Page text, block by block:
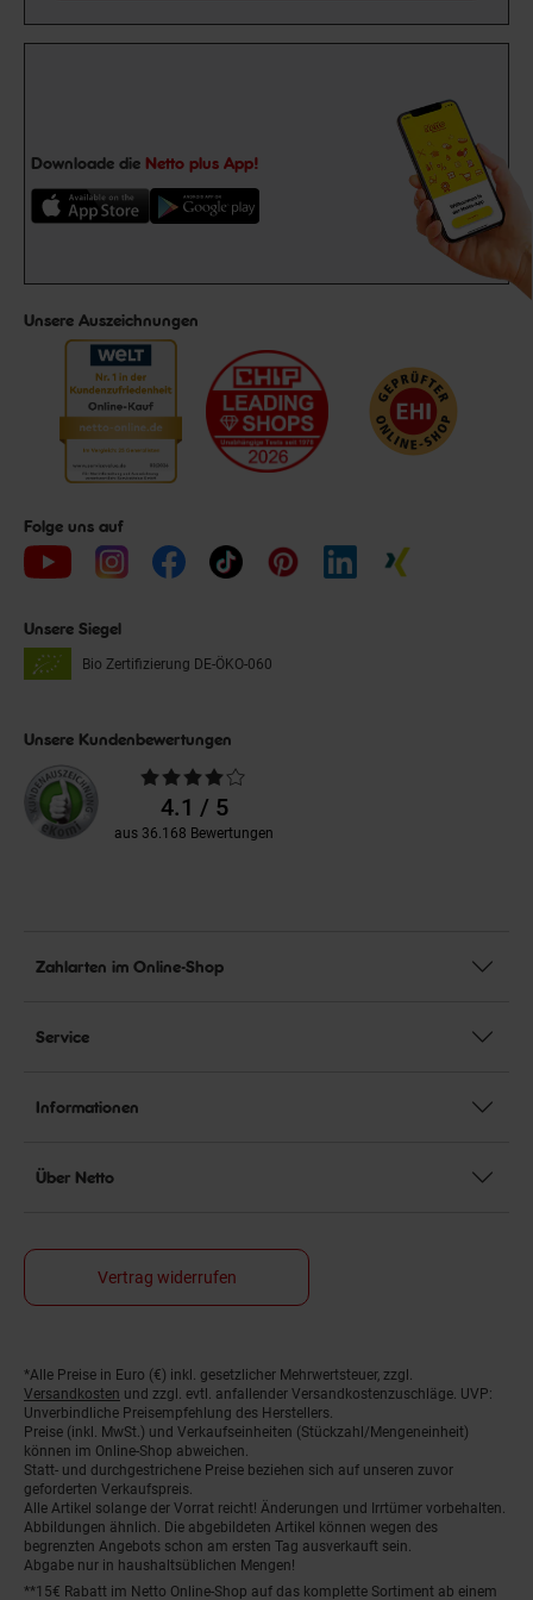
Downloade die Netto plus App!
Unsere Auszeichnungen
Folge uns auf
Unsere Siegel
Bio Zertifizierung DE-ÖKO-060
Unsere Kundenbewertungen
Durchschnittliche
Bewertungen4.1 / 5
aus 36.168 Bewertungen
Zahlarten im Online-Shop
Service
Informationen
Über Netto
Vertrag widerrufen
Fußnoten
*Alle Preise in Euro (€) inkl. gesetzlicher Mehrwertsteuer, zzgl.
Versandkosten und zzgl. evtl. anfallender Versandkostenzuschläge. UVP:
Unverbindliche Preisempfehlung des Herstellers.
Preise (inkl. MwSt.) und Verkaufseinheiten (Stückzahl/Mengeneinheit)
können im Online-Shop abweichen.
Statt- und durchgestrichene Preise beziehen sich auf unseren zuvor
geforderten Verkaufspreis.
Alle Artikel solange der Vorrat reicht! Änderungen und Irrtümer vorbehalten.
Abbildungen ähnlich. Die abgebildeten Artikel können wegen des
begrenzten Angebots schon am ersten Tag ausverkauft sein.
Abgabe nur in haushaltsüblichen Mengen!
**15€ Rabatt im Netto Online-Shop auf das komplette Sortiment ab einem